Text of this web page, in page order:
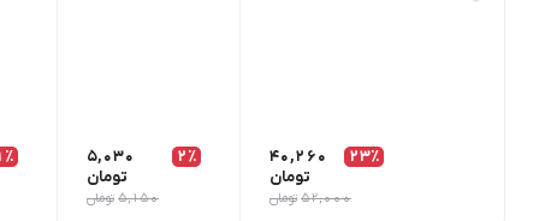
23٪
40,260
تومان
52,000 تومان
2٪
5,030
تومان
5,150 تومان